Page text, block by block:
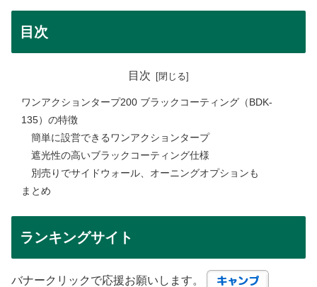
目次
目次
ワンアクションタープ200 ブラックコーティング（BDK-
135）の特徴
簡単に設営できるワンアクションタープ
遮光性の高いブラックコーティング仕様
別売りでサイドウォール、オーニングオプションも
まとめ
ランキングサイト
バナークリックで応援お願いします。